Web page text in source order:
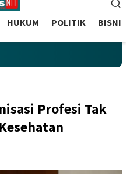
HUKUM POLITIK BISNIS
Profesi Tak